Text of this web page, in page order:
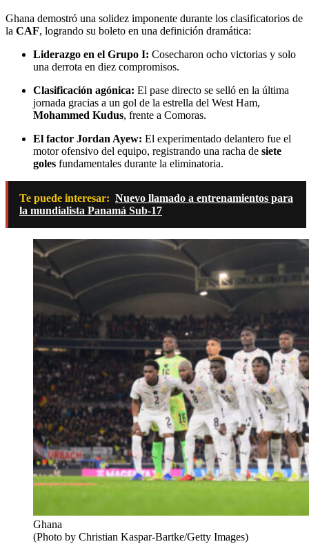
Ghana demostró una solidez imponente durante los clasificatorios de
la CAF, logrando su boleto en una definición dramática:
Liderazgo en el Grupo I: Cosecharon ocho victorias y solo
una derrota en diez compromisos.
Clasificación agónica: El pase directo se selló en la última
jornada gracias a un gol de la estrella del West Ham,
Mohammed Kudus, frente a Comoras.
El factor Jordan Ayew: El experimentado delantero fue el
motor ofensivo del equipo, registrando una racha de siete
goles fundamentales durante la eliminatoria.
Te puede interesar: Nuevo llamado a entrenamientos para
la mundialista Panamá Sub-17
Ghana
(Photo by Christian Kaspar-Bartke/Getty Images)